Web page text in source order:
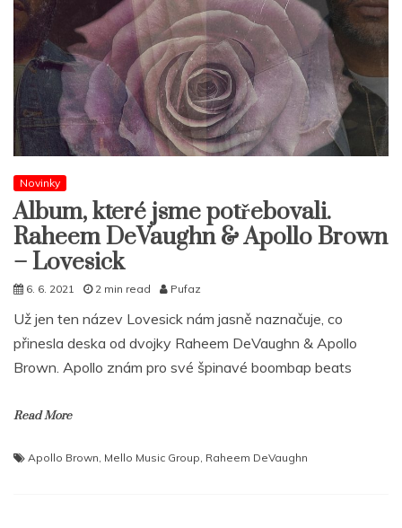
Novinky
Album, které jsme potřebovali.
Raheem DeVaughn & Apollo Brown
– Lovesick
6. 6. 2021 2 min read Pufaz
Už jen ten název Lovesick nám jasně naznačuje, co
přinesla deska od dvojky Raheem DeVaughn & Apollo
Brown. Apollo znám pro své špinavé boombap beats
Read More
Apollo Brown Mello Music Group Raheem DeVaughn